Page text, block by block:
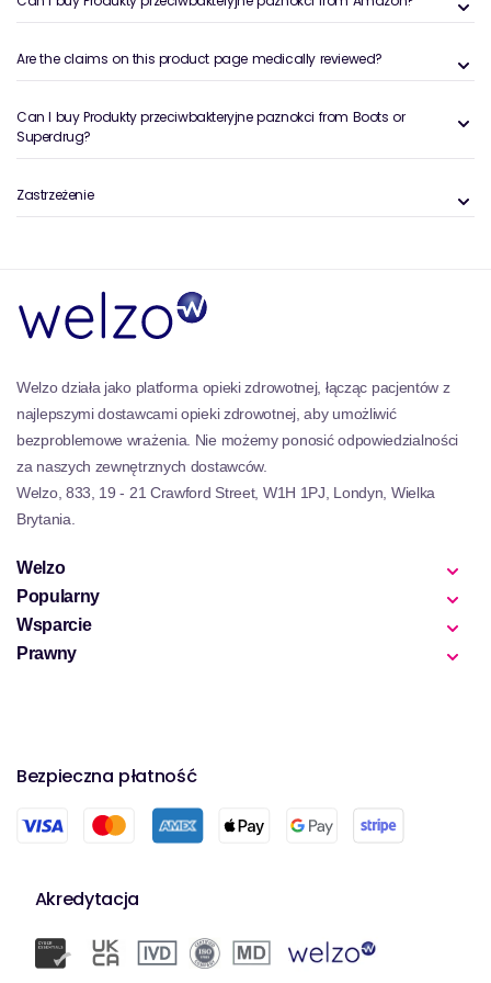
bez obezwładnienia.
Każdy produkt w kolekcji przeciwbakteryjnych
produktów do paznokci jest rygorystycznie
testowany, aby zapewnić najwyższe standardy
jakości i bezpieczeństwa. Są odpowiednie dla
wszystkich rodzajów skóry i są wolne od trudnych
osób o wrażliwej skórze. Niezależnie od tego, czy
wyglądały pięknie i zdrowe, jednocześnie skutecznie
zwalczając bakterie.
Are the claims on this product page medically reviewed?
Can I buy Produkty przeciwbakteryjne paznokci from Boots or
Superdrug?
Zastrzeżenie
Welzo działa jako platforma opieki zdrowotnej, łącząc pacjentów z
najlepszymi dostawcami opieki zdrowotnej, aby umożliwić
bezproblemowe wrażenia. Nie możemy ponosić odpowiedzialności
za naszych zewnętrznych dostawców.
Welzo, 833, 19 - 21 Crawford Street, W1H 1PJ, Londyn, Wielka
Brytania.
Welzo
Popularny
Wsparcie
Prawny
Bezpieczna płatność
Akredytacja